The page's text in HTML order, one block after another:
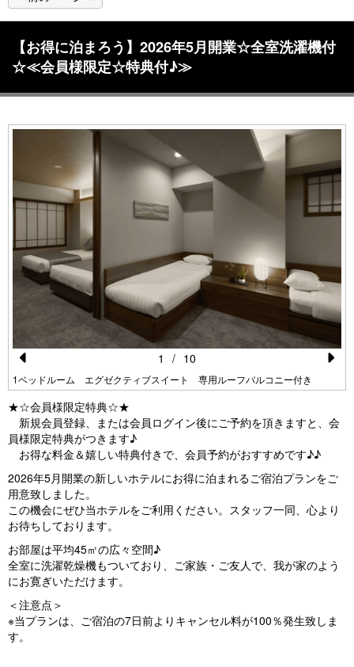
【お得に泊まろう】2026年5月開業☆全室洗濯機付
☆≪会員様限定☆特典付♪≫
Pr
e
vi
o
u
s
1ベッドルーム エグゼクティブスイート 専用ルーフバルコニー付き
xt
1 / 10
★☆会員様限定特典☆★
新規会員登録、または会員ログイン後にご予約を頂きますと、会
員様限定特典がつきます♪
お得な料金＆嬉しい特典付きで、会員予約がおすすめです♪♪
2026年5月開業の新しいホテルにお得に泊まれるご宿泊プランをご
用意致しました。
この機会にぜひ当ホテルをご利用ください。スタッフ一同、心より
お待ちしております。
お部屋は平均45㎡の広々空間♪
全室に洗濯乾燥機もついており、ご家族・ご友人で、我が家のよう
にお寛ぎいただけます。
＜注意点＞
※当プランは、ご宿泊の7日前よりキャンセル料が100％発生致しま
す。